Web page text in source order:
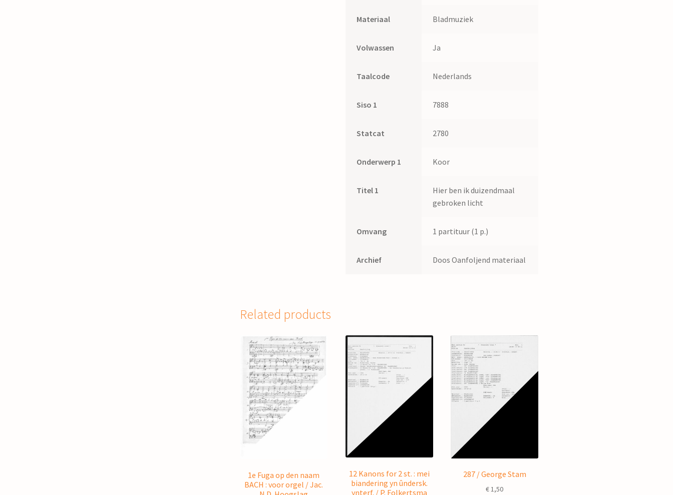
Materiaal Bladmuziek
Volwassen Ja
Taalcode Nederlands
Siso 1 7888
Statcat 2780
Onderwerp 1 Koor
Titel 1
Hier ben ik duizendmaal
gebroken licht
Omvang 1 partituur (1 p.)
Archief Doos Oanfoljend materiaal
Related products
1e Fuga op den naam
BACH : voor orgel / Jac.
12 Kanons for 2 st. : mei
biandering yn ûndersk.
ynterf. / P. Folkertsma
287 / George Stam
€1,50